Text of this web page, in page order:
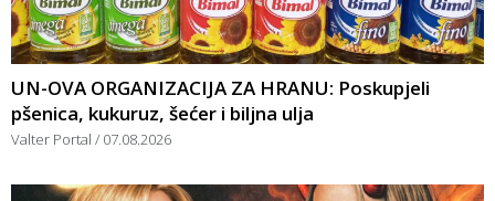
UN-OVA ORGANIZACIJA ZA HRANU: Poskupjeli
pšenica, kukuruz, šećer i biljna ulja
Valter Portal 07.08.2026